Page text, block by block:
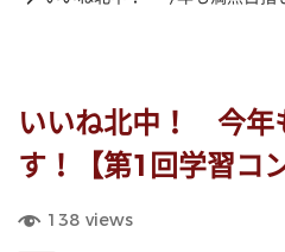
いいね北中！ 今年
す！【第1回学習コ
138 views